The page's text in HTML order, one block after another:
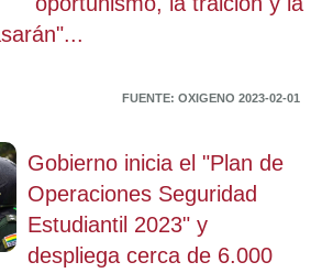
FUENTE: OXIGENO 2023-02-01
Gobierno inicia el "Plan de
Operaciones Seguridad
Estudiantil 2023" y
despliega cerca de 6.000